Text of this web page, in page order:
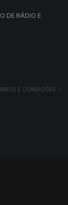
DE RÁDIO E
E CONDIÇÕES